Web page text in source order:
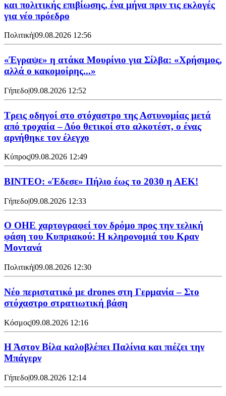
και πολιτικής επιβίωσης, ένα μήνα πριν τις εκλογές
για νέο πρόεδρο
Πολιτική|09.08.2026 12:56
«Έγραψε» η ατάκα Μουρίνιο για Σίλβα: «Χρήσιμος,
αλλά ο κακομοίρης...»
Γήπεδο|09.08.2026 12:52
Τρεις οδηγοί στο στόχαστρο της Αστυνομίας μετά
από τροχαία – Δύο θετικοί στο αλκοτέστ, ο ένας
αρνήθηκε τον έλεγχο
Κύπρος|09.08.2026 12:49
ΒΙΝΤΕΟ: «Έδεσε» Πήλιο έως το 2030 η ΑΕΚ!
Γήπεδο|09.08.2026 12:33
Ο ΟΗΕ χαρτογραφεί τον δρόμο προς την τελική
φάση του Κυπριακού: Η κληρονομιά του Κραν
Μοντανά
Πολιτική|09.08.2026 12:30
Νέο περιστατικό με drones στη Γερμανία – Στο
στόχαστρο στρατιωτική βάση
Κόσμος|09.08.2026 12:16
Η Άστον Βίλα καλοβλέπει Παλίνια και πιέζει την
Μπάγερν
Γήπεδο|09.08.2026 12:14